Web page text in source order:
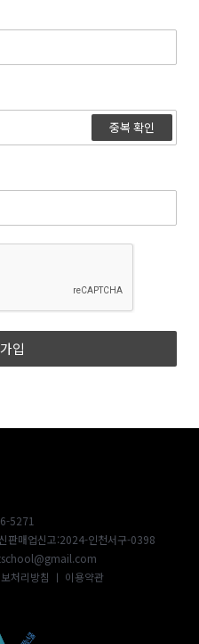
중복 확인
5271
판매업신고:2024-인천서구-0398
처리방침 ㅣ 이용약관